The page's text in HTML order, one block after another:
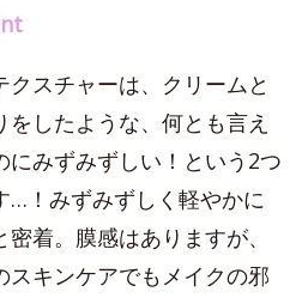
クスチャーは、クリームと
したような、何とも言え
にみずみずしい！という2つ
…！みずみずしく軽やかに
着。膜感はありますが、
スキンケアでもメイクの邪